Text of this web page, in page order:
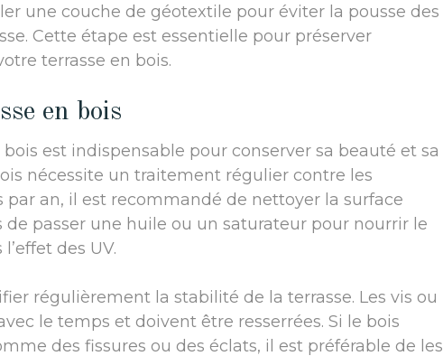
une couche de géotextile pour éviter la pousse des
Cette étape est essentielle pour préserver
terrasse en bois.
en bois
est indispensable pour conserver sa beauté et sa
nécessite un traitement régulier contre les
par an, il est recommandé de nettoyer la surface
passer une huile ou un saturateur pour nourrir le
des UV.
régulièrement la stabilité de la terrasse. Les vis ou
le temps et doivent être resserrées. Si le bois
des fissures ou des éclats, il est préférable de les